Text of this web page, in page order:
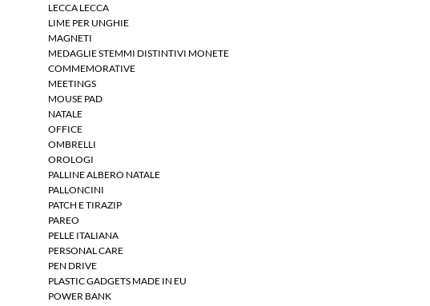
LECCA LECCA
LIME PER UNGHIE
MAGNETI
MEDAGLIE STEMMI DISTINTIVI MONETE
COMMEMORATIVE
MEETINGS
MOUSE PAD
NATALE
OFFICE
OMBRELLI
OROLOGI
PALLINE ALBERO NATALE
PALLONCINI
PATCH E TIRAZIP
PAREO
PELLE ITALIANA
PERSONAL CARE
PEN DRIVE
PLASTIC GADGETS MADE IN EU
POWER BANK